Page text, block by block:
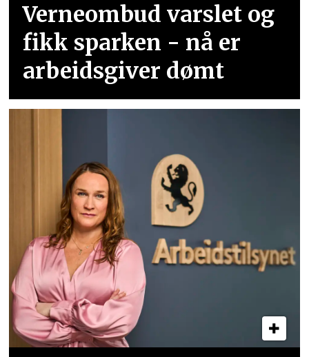
Verneombud varslet og
fikk sparken - nå er
arbeidsgiver dømt